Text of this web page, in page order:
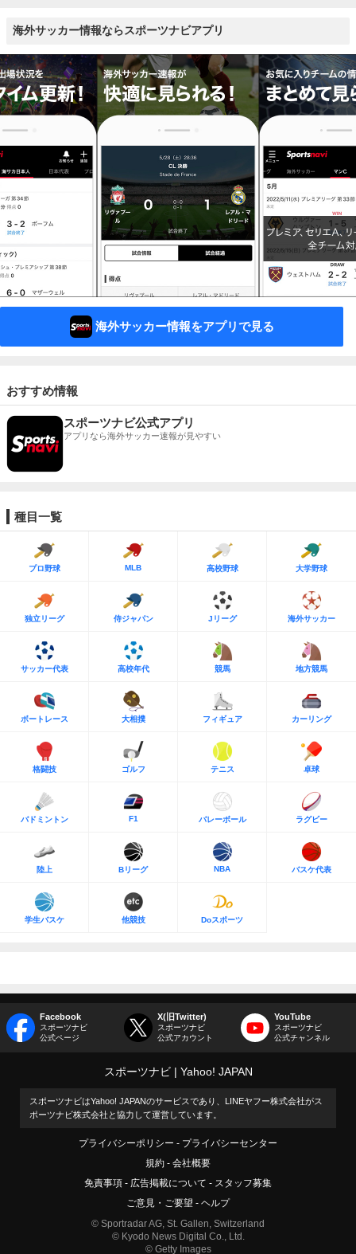
海外サッカー情報ならスポーツナビアプリ
海外サッカー情報をアプリで見る
おすすめ情報
スポーツナビ公式アプリ
アプリなら海外サッカー速報が見やすい
種目一覧
プロ野球 MLB 高校野球 大学野球
独立リーグ 侍ジャパン Jリーグ 海外サッカー
サッカー代表 高校年代 競馬 地方競馬
ボートレース 大相撲 フィギュア カーリング
格闘技 ゴルフ テニス 卓球
バドミントン F1 バレーボール ラグビー
陸上 Bリーグ NBA バスケ代表
学生バスケ 他競技 Doスポーツ
Facebook
スポーツナビ
公式ページ
X(旧Twitter)
スポーツナビ
公式アカウント
YouTube
スポーツナビ
公式チャンネル
スポーツナビ Yahoo! JAPAN
スポーツナビはYahoo! JAPANのサービスであり、LINEヤフー株式会社がス
ポーツナビ株式会社と協力して運営しています。
プライバシーポリシー
プライバシーセンター
規約
会社概要
免責事項
広告掲載について
スタッフ募集
ご意見・ご要望
ヘルプ
© Sportradar AG, St. Gallen, Switzerland
© Kyodo News Digital Co., Ltd.
© Getty Images